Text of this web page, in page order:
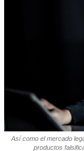
Así como el mercado
productos